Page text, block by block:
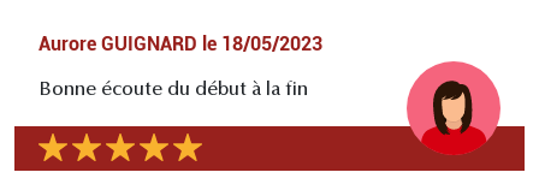
Aurore GUIGNARD le 18/05/2023
Bonne écoute du début à la fin